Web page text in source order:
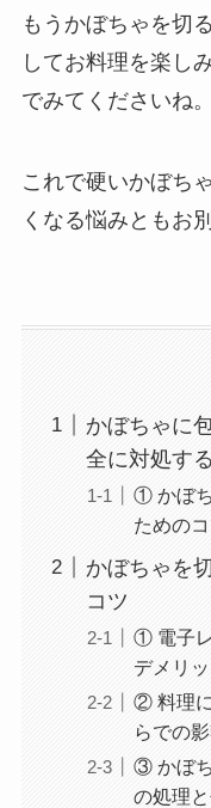
もうかぼちゃを切
してお料理を楽し
でみてくださいね。
これで硬いかぼち
くなる悩みともお
かぼちゃに
全に対処す
① かぼ
ための
かぼちゃを
コツ
① 電子
デメリッ
② 料理
らでの
③ かぼ
の処理